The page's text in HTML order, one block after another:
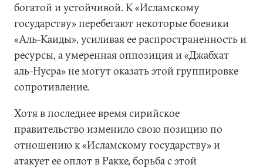
богатой и устойчивой. К «Исламскому
государству» перебегают некоторые боевики
«Аль-Каиды», усиливая ее распространенность и
ресурсы, а умеренная оппозиция и «Джабхат
аль-Нусра» не могут оказать этой группировке
сопротивление.
Хотя в последнее время сирийское
правительство изменило свою позицию по
отношению к «Исламскому государству» и
атакует ее оплот в Ракке, борьба с этой